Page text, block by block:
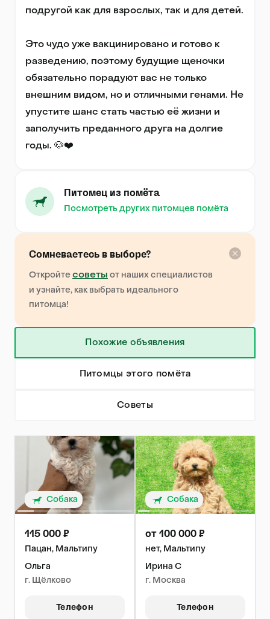
подругой как для взрослых, так и для детей.
Это чудо уже вакцинировано и готово к
разведению, поэтому будущие щеночки
обязательно порадуют вас не только
внешним видом, но и отличными генами. Не
упустите шанс стать частью её жизни и
заполучить преданного друга на долгие
годы. 🐶❤️
Питомец из помёта
Посмотреть других питомцев помёта
Сомневаетесь в выборе?
Откройте советы от наших специалистов
и узнайте, как выбрать идеального
питомца!
Похожие объявления
Питомцы этого помёта
Советы
Собака
115 000 ₽
Пацан, Мальтипу
Ольга
г. Щёлково
Телефон
Собака
от 100 000 ₽
нет, Мальтипу
Ирина С
г. Москва
Телефон